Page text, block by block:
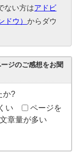
ない方はアドビ
ドウ）からダウ
ジのご感想をお聞
か?
い
ページを
文章量が多い